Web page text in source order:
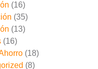
(16)
(35)
(13)
(16)
(18)
(8)